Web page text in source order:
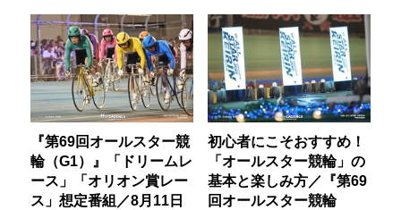
『第69回オールスター競
輪（G1）』「ドリームレ
ース」「オリオン賞レー
ス」想定番組／8月11日
初心者にこそおすすめ！
「オールスター競輪」の
基本と楽しみ方／『第69
回オールスター競輪